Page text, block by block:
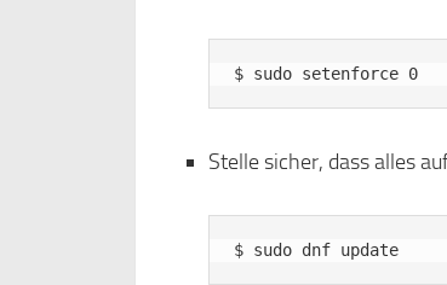
Stelle sicher, dass alles